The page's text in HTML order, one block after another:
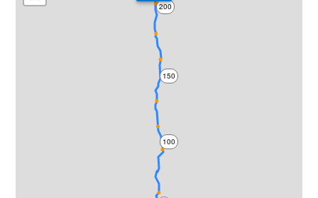
100
150
200